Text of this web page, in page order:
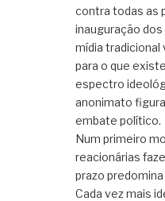
contra todas as
inauguração
mídia
para o que
espectro
anonimato
embate político.
Num primeiro
reacionárias
prazo
Cada vez mais